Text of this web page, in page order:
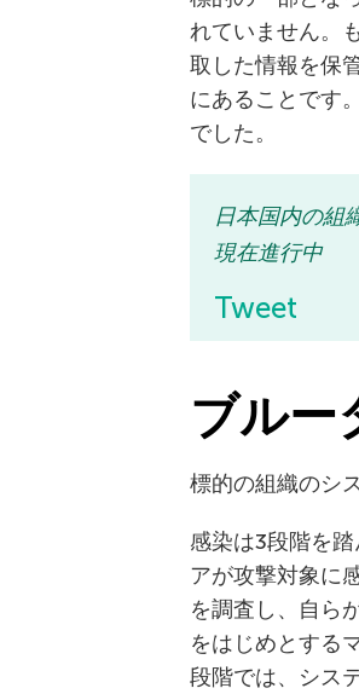
れていません。
取した情報を保
にあることです
でした。
日本国内の組
現在進行中
Tweet
ブルー
標的の組織のシ
感染は3段階を
アが攻撃対象に
を調査し、自ら
をはじめとする
段階では、シス